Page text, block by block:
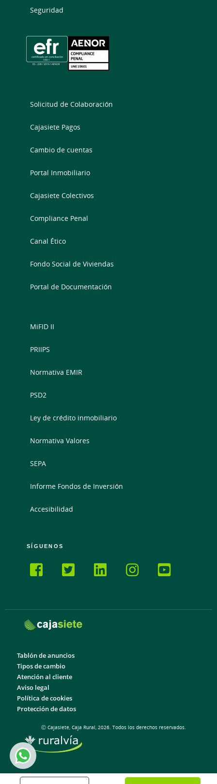
Seguridad
Solicitud de Colaboración
Cajasiete Pagos
Cambio de cuentas
Portal Inmobiliario
Cajasiete Colectivos
Compliance Penal
Canal Ético
Fondo Social de Viviendas
Portal de Documentación
MiFID II
PRIIPS
Normativa EMIR
PSD2
Ley de crédito inmobiliario
Normativa Valores
SEPA
Informe Fondos de Inversión
Accesibilidad
SÍGUENOS
Tablón de anuncios
Tipos de cambio
Atención al cliente
Aviso legal
Política de cookies
Protección de datos
Ⓒ Cajasiete, Caja Rural, 2026. Todos los derechos reservados.